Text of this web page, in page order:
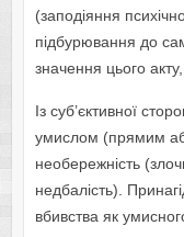
(заподіяння
підбурювання до
значення цього
Із суб’єктивної
умислом (прямим
необережність
недбалість).
вбивства як